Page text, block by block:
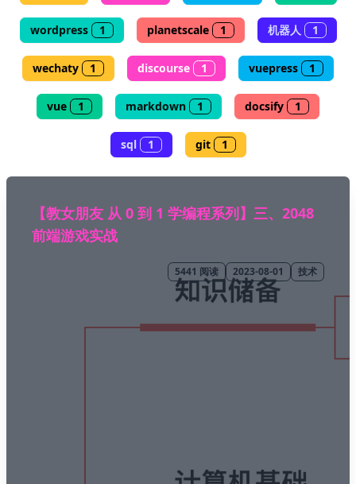
🖍 pastel
🧚‍♀️ fantasy
🏴 black
💎 luxury
🧛‍♂️ dracula
wordpress 1 planetscale 1 机器人 1
wechaty 1 discourse 1 vuepress 1
vue 1 markdown 1 docsify 1
sql 1 git 1
【教女朋友 从 0 到 1 学编程系列】三、2048
前端游戏实战
5441 阅读 2023-08-01 技术